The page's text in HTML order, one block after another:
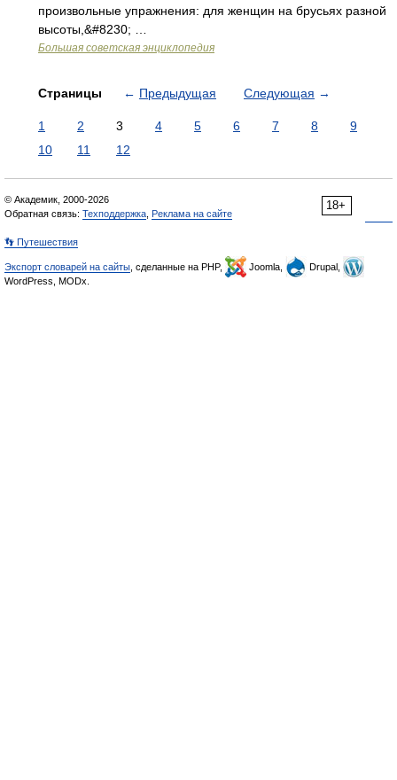
произвольные упражнения: для женщин на брусьях разной
высоты,&#8230; …
Большая советская энциклопедия
Страницы ← Предыдущая Следующая →
1 2 3 4 5 6 7 8
9
10
11 12
18+
© Академик, 2000-2026
Обратная связь: Техподдержка Реклама на сайте
👣 Путешествия
Экспорт словарей на сайты , сделанные на PHP, Joomla,
Drupal,
WordPress, MODx.